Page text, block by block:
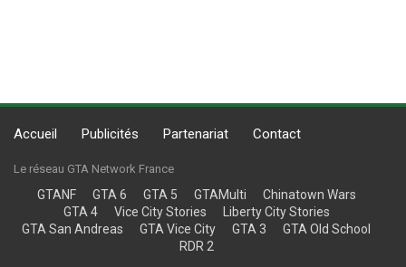
Accueil Publicités Partenariat Contact
Le réseau GTA Network France
GTANF GTA 6 GTA 5 GTAMulti
Chinatown Wars
GTA 4
Vice City Stories
Liberty City Stories
GTA San Andreas
GTA Vice City GTA 3
GTA Old School
RDR 2